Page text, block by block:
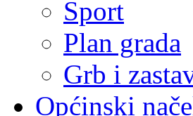
Sport
Plan grada
Grb i
Općinski